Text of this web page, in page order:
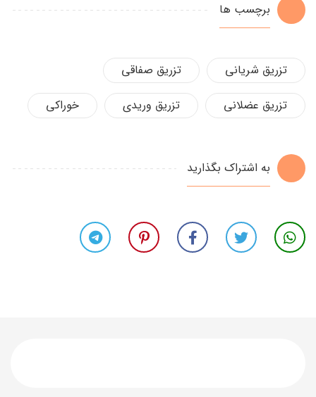
برچسب ها
تزريق شریانی
تزریق صفاقی
تزریق عضلانی
تزریق وریدی خوراکی
به اشتراک بگذارید